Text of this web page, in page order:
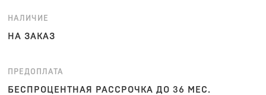
НАЛИЧИЕ
НА ЗАКАЗ
ПРЕДОПЛАТА
БЕСПРОЦЕНТНАЯ РАССРОЧКА ДО 36 МЕС.